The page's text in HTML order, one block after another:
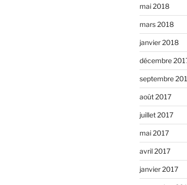
mai 2018
mars 2018
janvier 2018
décembre
septembre
août 2017
juillet 2017
mai 2017
avril 2017
janvier 2017